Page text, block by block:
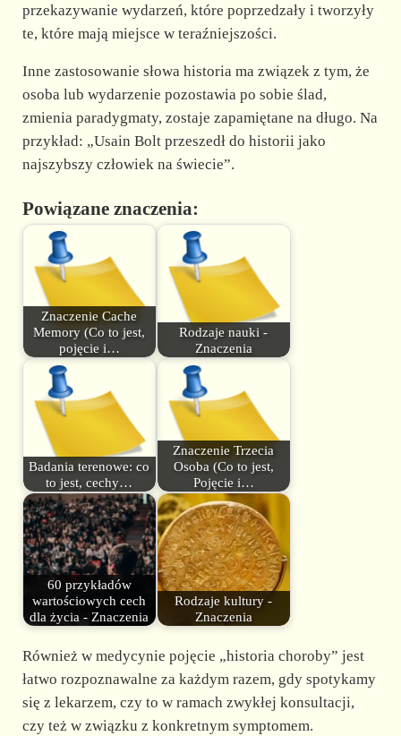
przekazywanie wydarzeń, które poprzedzały i tworzyły
te, które mają miejsce w teraźniejszości.
Inne zastosowanie słowa historia ma związek z tym, że
osoba lub wydarzenie pozostawia po sobie ślad,
zmienia paradygmaty, zostaje zapamiętane na długo. Na
przykład: „Usain Bolt przeszedł do historii jako
najszybszy człowiek na świecie”.
Powiązane znaczenia:
Znaczenie Cache
Memory (Co to jest,
pojęcie i…
Rodzaje nauki -
Znaczenia
Badania terenowe: co
to jest, cechy…
Znaczenie Trzecia
Osoba (Co to jest,
Pojęcie i…
60 przykładów
wartościowych cech
dla życia - Znaczenia
Rodzaje kultury -
Znaczenia
Również w medycynie pojęcie „historia choroby” jest
łatwo rozpoznawalne za każdym razem, gdy spotykamy
się z lekarzem, czy to w ramach zwykłej konsultacji,
czy też w związku z konkretnym symptomem.